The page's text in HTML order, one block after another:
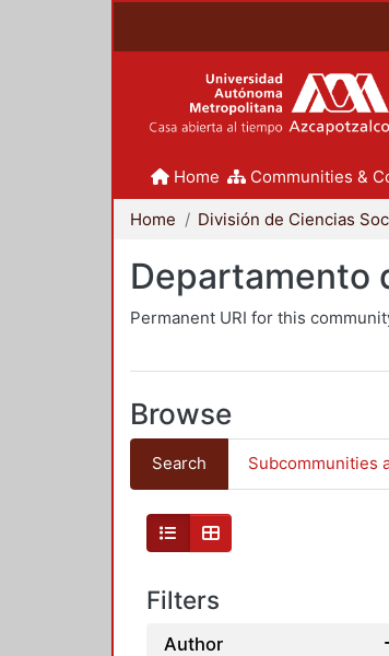
Home Communities &
Home
Departamento
Permanent URI for this
Browse
Search Subcommunities
Filters
Author